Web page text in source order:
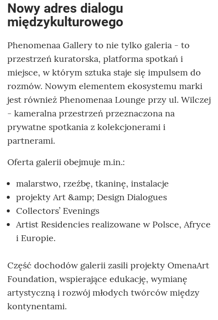
Nowy adres dialogu
międzykulturowego
Phenomenaa Gallery to nie tylko galeria - to
przestrzeń kuratorska, platforma spotkań i
miejsce, w którym sztuka staje się impulsem do
rozmów. Nowym elementem ekosystemu marki
jest również Phenomenaa Lounge przy ul. Wilczej
- kameralna przestrzeń przeznaczona na
prywatne spotkania z kolekcjonerami i
partnerami.
Oferta galerii obejmuje m.in.:
malarstwo, rzeźbę, tkaninę, instalacje
projekty Art &amp; Design Dialogues
Collectors’ Evenings
Artist Residencies realizowane w Polsce, Afryce
i Europie.
Część dochodów galerii zasili projekty OmenaArt
Foundation, wspierające edukację, wymianę
artystyczną i rozwój młodych twórców między
kontynentami.